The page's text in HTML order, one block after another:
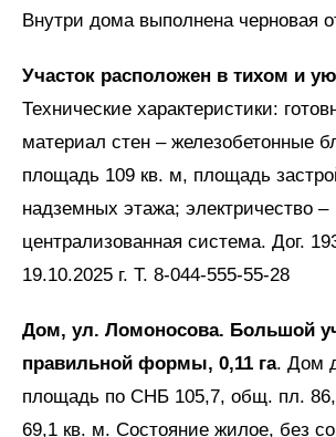
Внутри дома выполнена черновая
Участок расположен в тихом и
Технические характеристики:
материал стен – железобетонные
площадь 109 кв. м, площадь
надземных этажа; электричество –
централизованная система. Дог.
19.10.2025 г. Т. 8-044-555-55-28
Дом, ул. Ломоносова. Большой
правильной формы, 0,11 га. Дом
площадь по СНБ 105,7, общ. пл.
69,1 кв. м. Состояние жилое, без